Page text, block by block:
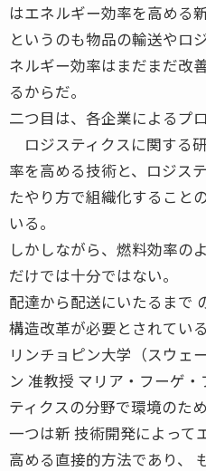
はエネルギー効率を高める
というのも物品の輸送やロ
ネルギー効率はまだまだ改
るからだ。
二つ目は、各企業によるプ
ロジスティクスに関する
率を高める技術と、ロジス
たやり方で組織化すること
いる。
しかしながら、燃料効率の
だけでは十分ではない。
配達から配送にいたるまで
構造改革が必要とされてい
リンチョピン大学（スウェ
ン 准教授 マリア・フーゲ
ティクスの分野で環境のた
一つは新 技術開発によって
高める直接的方法であり、